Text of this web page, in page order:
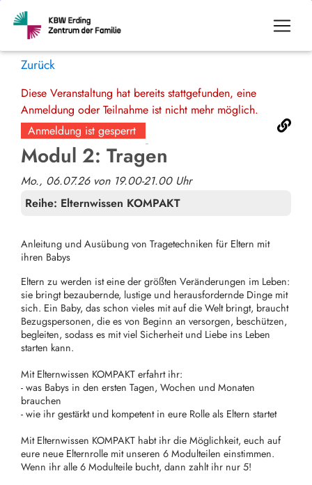
Zurück
Diese Veranstaltung hat bereits stattgefunden, eine
Anmeldung oder Teilnahme ist nicht mehr möglich.
Anmeldung ist gesperrt
Modul 2: Tragen
Mo., 06.07.26 von 19.00-21.00 Uhr
Reihe: Elternwissen KOMPAKT
Anleitung und Ausübung von Tragetechniken für Eltern mit
ihren Babys
Eltern zu werden ist eine der größten Veränderungen im Leben:
sie bringt bezaubernde, lustige und herausfordernde Dinge mit
sich. Ein Baby, das schon vieles mit auf die Welt bringt, braucht
Bezugspersonen, die es von Beginn an versorgen, beschützen,
begleiten, sodass es mit viel Sicherheit und Liebe ins Leben
starten kann.
Mit Elternwissen KOMPAKT erfahrt ihr:
- was Babys in den ersten Tagen, Wochen und Monaten
brauchen
- wie ihr gestärkt und kompetent in eure Rolle als Eltern startet
Mit Elternwissen KOMPAKT habt ihr die Möglichkeit, euch auf
eure neue Elternrolle mit unseren 6 Modulteilen einstimmen.
Wenn ihr alle 6 Modulteile bucht, dann zahlt ihr nur 5!